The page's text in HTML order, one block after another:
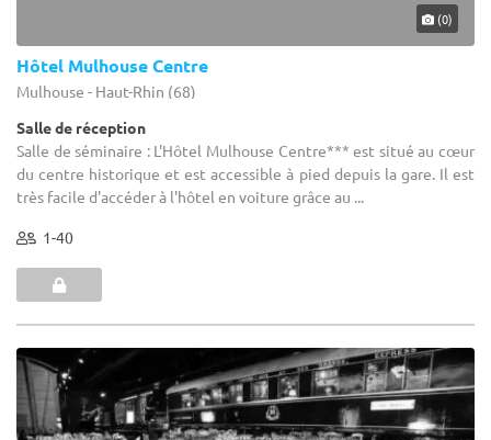
(0)
Hôtel Mulhouse Centre
Mulhouse - Haut-Rhin (68)
Salle de réception
Salle de séminaire : L'Hôtel Mulhouse Centre*** est situé au cœur
du centre historique et est accessible à pied depuis la gare. Il est
très facile d'accéder à l'hôtel en voiture grâce au ...
1-40